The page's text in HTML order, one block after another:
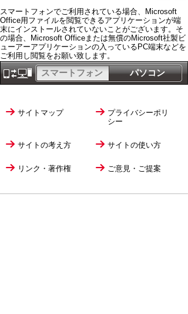
スマートフォンでご利用されている場合、Microsoft
Office用ファイルを閲覧できるアプリケーションが端
末にインストールされていないことがございます。そ
の場合、Microsoft Officeまたは無償のMicrosoft社製ビ
ューアーアプリケーションの入っているPC端末などを
ご利用し閲覧をお願い致します。
パソコン
スマートフォン
サイトマップ
プライバシーポリ
シー
サイトの考え方 サイトの使い方
リンク・著作権 ご意見・ご提案